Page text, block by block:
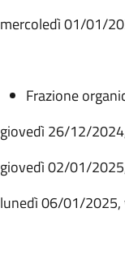
mercoledì 01/01/
Frazione
giovedì 26/12/
giovedì 02/01/
lunedì 06/01/